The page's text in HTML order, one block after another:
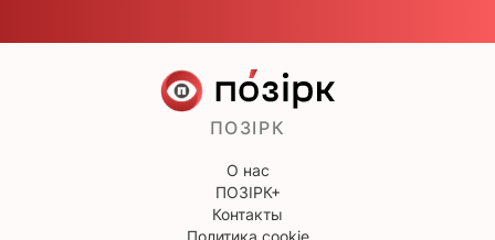
ПОЗІРК
О нас
ПОЗІРК+
Контакты
Политика cookie